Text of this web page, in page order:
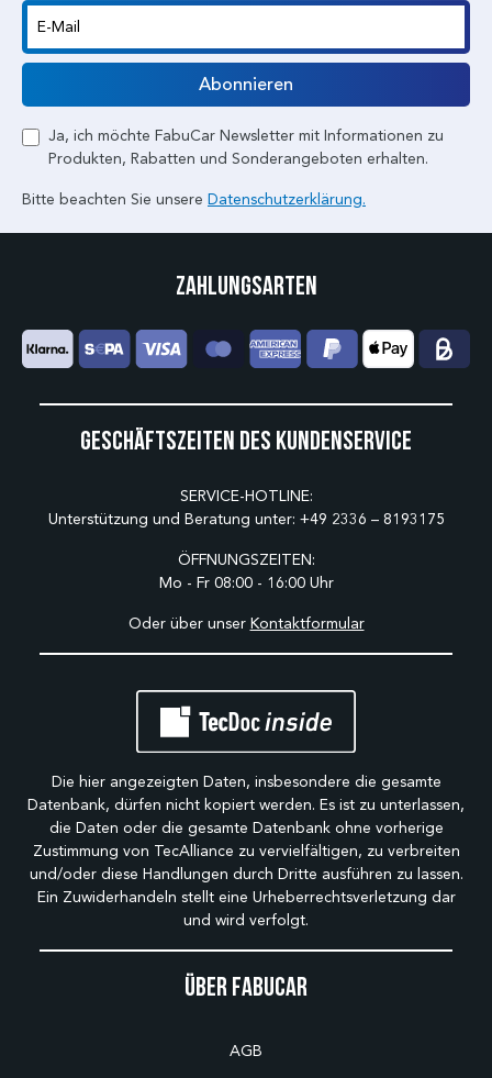
E-Mail
Abonnieren
Ja, ich möchte FabuCar Newsletter mit Informationen zu
Produkten, Rabatten und Sonderangeboten erhalten.
Bitte beachten Sie unsere Datenschutzerklärung.
Über Fabucar
AGB
Geschäftszeiten des Kundenservice
SERVICE-HOTLINE:
Unterstützung und Beratung unter: +49 2336 – 8193175
ÖFFNUNGSZEITEN:
Mo - Fr 08:00 - 16:00 Uhr
Oder über unser Kontaktformular
Zahlungsarten
Die hier angezeigten Daten, insbesondere die gesamte
Datenbank, dürfen nicht kopiert werden. Es ist zu unterlassen,
die Daten oder die gesamte Datenbank ohne vorherige
Zustimmung von TecAlliance zu vervielfältigen, zu verbreiten
und/oder diese Handlungen durch Dritte ausführen zu lassen.
Ein Zuwiderhandeln stellt eine Urheberrechtsverletzung dar
und wird verfolgt.